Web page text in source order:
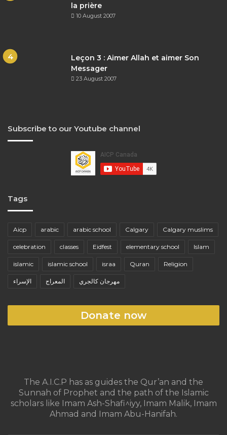
la prière
10 August 2007
Leçon 3 : Aimer Allah et aimer Son
Messager
23 August 2007
Subscribe to our Youtube channel
Tags
Aicp arabic arabic school Calgary Calgary muslims
celebration classes Eidfest elementary school Islam
islamic islamic school israa Quran Religion
الإسراء المعراج مهرجان كالجري
Donate now
The A.I.C.P has as guides the Qur’an and the
Sunnah of Prophet and the path of the Islamic
scholars like Imam Ash-Shafi^iyy, Imam Malik, Imam
Ahmad and Imam Abu-Hanifah.